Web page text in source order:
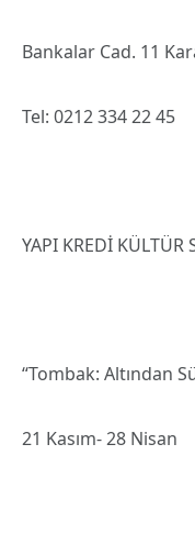
Bankalar Cad. 11
Tel: 0212 334 22 45
YAPI KREDİ KÜLTÜR
“Tombak: Altından
21 Kasım- 28 Nisan